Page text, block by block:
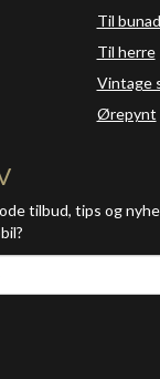
Til bunad
Til herre
Vintage
Ørepynt
tilbud, tips og